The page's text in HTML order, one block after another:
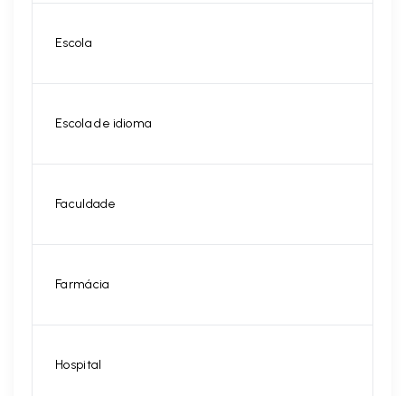
Escola
Escola de idioma
Faculdade
Farmácia
Hospital